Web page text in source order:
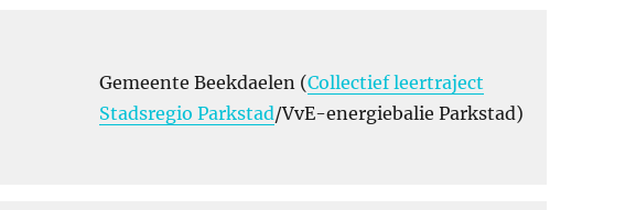
Gemeente Beekdaelen (Collectief leertraject
Stadsregio Parkstad/VvE-energiebalie Parkstad)